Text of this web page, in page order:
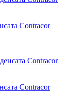
Contracor
Contracor